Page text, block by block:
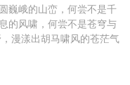
巍峨的山峦，何尝不是千
的风啸，何尝不是苍穹与
漫漾出胡马啸风的苍茫气